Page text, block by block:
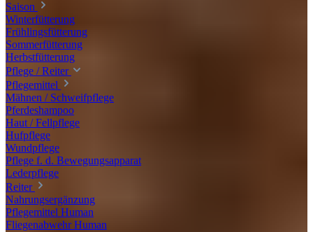
Saison
Winterfütterung
Frühlingsfütterung
Sommerfütterung
Herbstfütterung
Pflege / Reiter
Pflegemittel
Mähnen / Schweifpflege
Pferdeshampoo
Haut / Fellpflege
Hufpflege
Wundpflege
Pflege f. d. Bewegungsapparat
Lederpflege
Reiter
Nahrungsergänzung
Pflegemittel Human
Fliegenabwehr Human